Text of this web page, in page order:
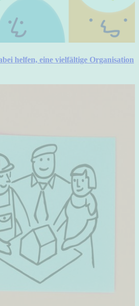
helfen, eine vielfältige Organisation